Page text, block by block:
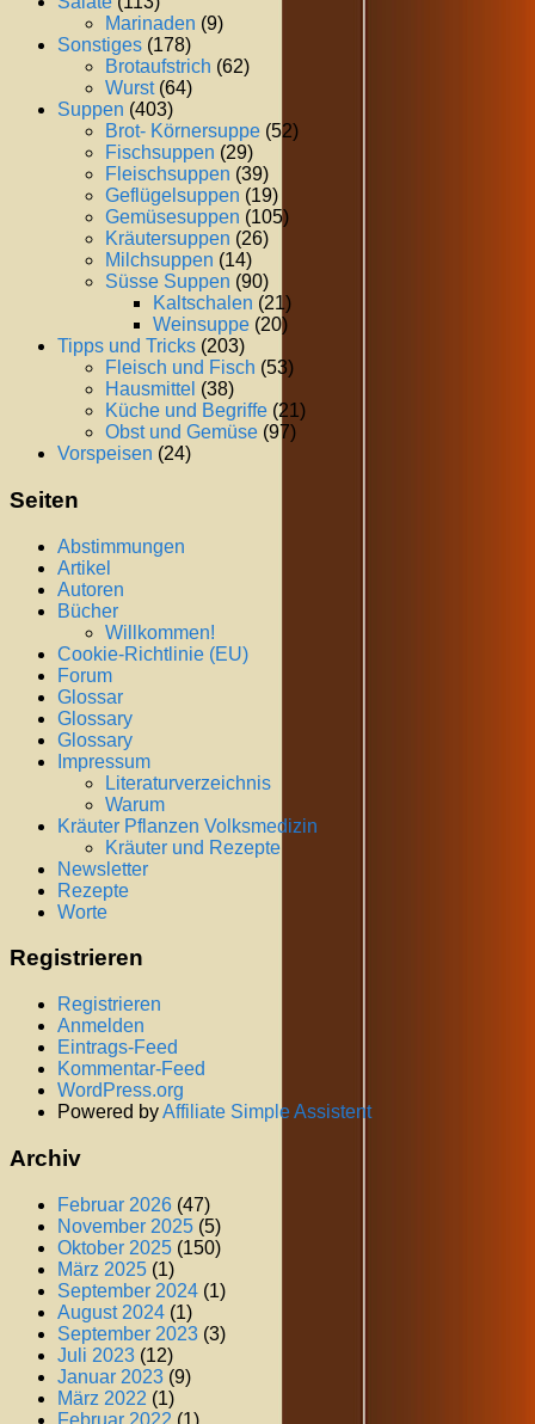
Marinaden (9)
Sonstiges (178)
Brotaufstrich (62)
Wurst(64)
Suppen (403)
Brot- Körnersuppe (52)
Fischsuppen (29)
Fleischsuppen (39)
Geflügelsuppen (19)
Gemüsesuppen (105)
Kräutersuppen (26)
Milchsuppen (14)
Süsse Suppen (90)
Kaltschalen (21)
Weinsuppe (20)
Tipps und Tricks (203)
Fleisch und Fisch (53)
Hausmittel (38)
Küche und Begriffe (21)
Obst und Gemüse (97)
Vorspeisen (24)
Seiten
Abstimmungen
Artikel
Autoren
Bücher
Willkommen!
Cookie-Richtlinie (EU)
Forum
Glossar
Glossary
Glossary
Impressum
Literaturverzeichnis
Warum
Kräuter Pflanzen Volksmedizin
Kräuter und Rezepte
Newsletter
Rezepte
Worte
Registrieren
Registrieren
Anmelden
Eintrags-Feed
Kommentar-Feed
WordPress.org
Powered byAffiliate Simple Assistent
Archiv
Februar 2026 (47)
November 2025 (5)
Oktober 2025 (150)
März 2025 (1)
September 2024 (1)
August 2024 (1)
September 2023 (3)
Juli 2023 (12)
Januar 2023 (9)
März 2022 (1)
Februar 2022 (1)